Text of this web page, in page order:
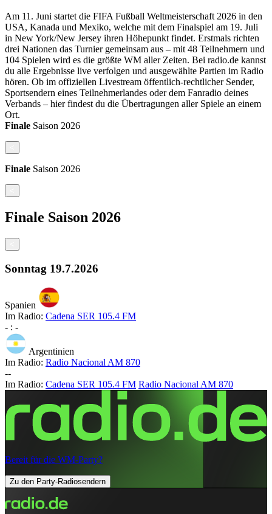
Am 11. Juni startet die FIFA Fußball Weltmeisterschaft 2026 in den
USA, Kanada und Mexiko, welche mit dem Finalspiel am 19. Juli
in New York/New Jersey ihren Höhepunkt findet. Erstmals richten
drei Nationen das Turnier gemeinsam aus – mit 48 Teilnehmern und
104 Spielen wird es die größte WM aller Zeiten. Bei radio.de kannst
du alle Ergebnisse live verfolgen und ausgewählte Partien im Radio
hören. Ob im offiziellen Livestream öffentlich-rechtlicher Sender,
Sportsendern eines Teilnehmerlandes oder dem Fanradio deines
Verbands – hier findest du die Übertragungen aller Spiele an einem
Ort.
Finale Saison 2026
Finale Saison 2026
Finale Saison 2026
Sonntag 19.7.2026
Spanien
Im Radio: Cadena SER 105.4 FM
- : -
Argentinien
Im Radio: Radio Nacional AM 870
--
Im Radio: Cadena SER 105.4 FM Radio Nacional AM 870
Bereit für die WM-Party?
Zu den Party-Radiosendern